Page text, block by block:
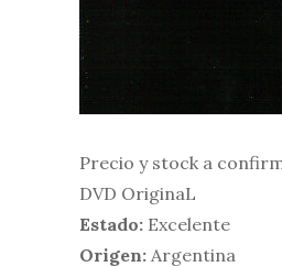
Precio y stock a
DVD OriginaL
Estado: Excelente
Origen: Argentina